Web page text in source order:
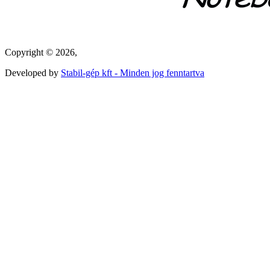
Copyright © 2026,
Developed by Stabil-gép kft - Minden jog fenntartva